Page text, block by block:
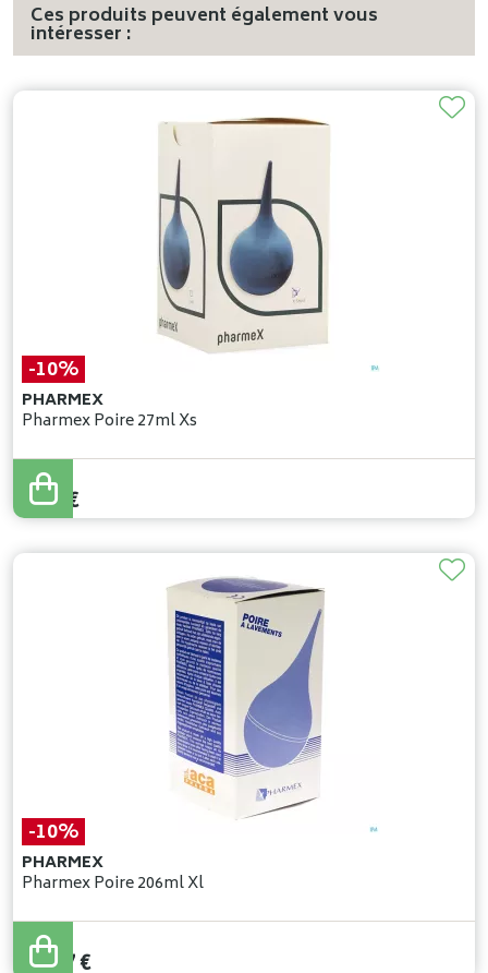
Ces produits peuvent également vous
intéresser :
-10%
PHARMEX
Pharmex Poire 27ml Xs
10,12
9,11 €
-10%
PHARMEX
Pharmex Poire 206ml Xl
27,74
24,97€